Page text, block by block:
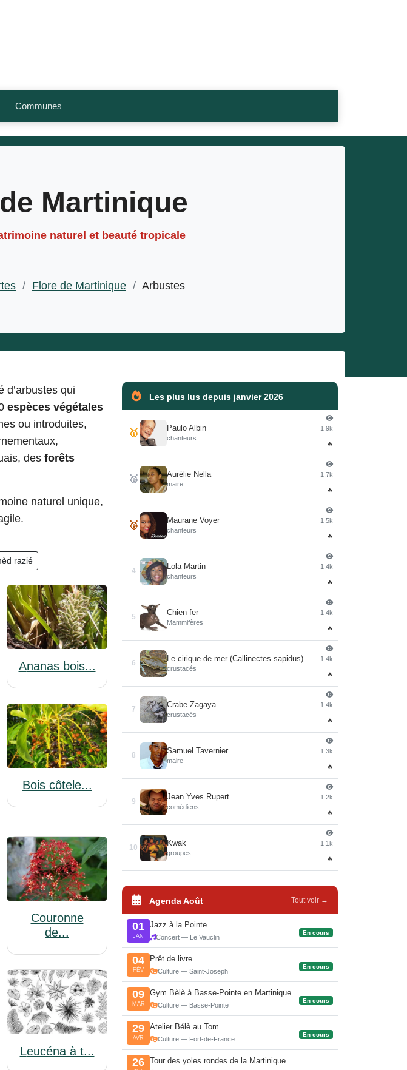
Communes
Martinique
naturel et beauté tropicale
/ Flore de Martinique / Arbustes
d’arbustes qui
espèces végétales
ou introduites,
des forêts
naturel unique,
razié
Ananas bois...
Bois côtele...
Couronne
de...
Leucéna à t...
Les plus lus depuis janvier 2026
🥇 Paulo Albin
chanteurs
1.9k
🔥
🥈 Aurélie Nella
maire
1.7k
🔥
🥉 Maurane Voyer
chanteurs
1.5k
🔥
4
Lola Martin
chanteurs
1.4k
🔥
5
Chien fer
Mammifères
1.4k
🔥
6
Le cirique de mer (Callinectes sapidus)
crustacés
1.4k
🔥
7
Crabe Zagaya
crustacés
1.4k
🔥
8
Samuel Tavernier
maire
1.3k
🔥
9
Jean Yves Rupert
comédiens
1.2k
🔥
10
Kwak
groupes
1.1k
🔥
Agenda Août Tout voir →
01
JAN
Jazz à la Pointe
Concert — Le Vauclin
En cours
04
FÉV
Prêt de livre
Culture — Saint-Joseph
En cours
09
MAR
Gym Bèlè à Basse-Pointe en Martinique
Culture — Basse-Pointe
En cours
29
AVR
Atelier Bélè au Tom
Culture — Fort-de-France
En cours
26 Tour des yoles rondes de la Martinique